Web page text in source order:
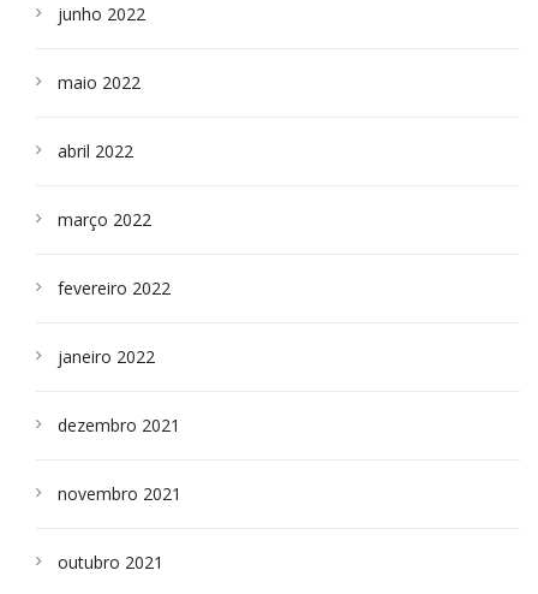
junho 2022
maio 2022
abril 2022
março 2022
fevereiro 2022
janeiro 2022
dezembro 2021
novembro 2021
outubro 2021